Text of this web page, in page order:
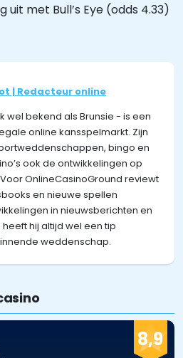
uit met Bull’s Eye (odds 4.33)
| Redacteur online
wel bekend als Brunsie - is een
online kansspelmarkt. Zijn
bingo en
ook de ontwikkelingen op
OnlineCasinoGround reviewt
en nieuwe spellen
in nieuwsberichten en
hij altijd wel een tip
weddenschap.
8,9